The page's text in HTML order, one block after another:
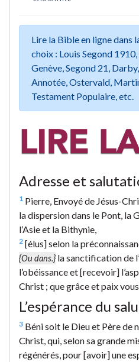
Lire la Bible en ligne dans
choix : Louis Segond
Genève, Segond 21,
Annotée, Ostervald,
Testament Populaire, etc.
Adresse et
1 Pierre, Envoyé de Jésus-
la dispersion dans le Pont, la
l’Asie et la Bithynie,
2 [élus] selon la
{Ou dans.} la sanctification de
l’obéissance et [recevoir]
Christ ; que grâce et paix
L’espérance du
3 Béni soit le Dieu et Père de
Christ, qui, selon sa grande
régénérés, pour [avoir] une